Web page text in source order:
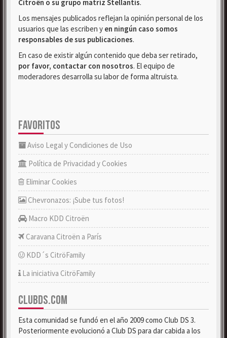
Citroën o su grupo matriz Stellantis.
Los mensajes publicados reflejan la opinión personal de los
usuarios que las escriben y en ningún caso somos
responsables de sus publicaciones.
En caso de existir algún contenido que deba ser retirado,
por favor, contactar con nosotros. El equipo de
moderadores desarrolla su labor de forma altruista.
FAVORITOS
Aviso Legal y Condiciones de Uso
Política de Privacidad y Cookies
Eliminar Cookies
Chevronazos: ¡Sube tus fotos!
Macro KDD Citroën
Caravana Citroën a París
KDD´s CitröFamily
La iniciativa CitröFamily
CLUBDS.COM
Esta comunidad se fundó en el año 2009 como Club DS 3.
Posteriormente evolucionó a Club DS para dar cabida a los